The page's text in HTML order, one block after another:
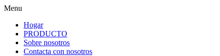
Menu
Hogar
PRODUCTO
Sobre nosotros
Contacta con nosotros